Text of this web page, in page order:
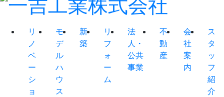
リ
ノ
ベ
ー
シ
ョ
モ
デ
ル
ハ
ウ
ス
新
築
リ
フ
ォ
ー
ム
法
人・
公共
事業
不
動
産
会
社
案
内
ス
タ
ッ
フ
紹
介